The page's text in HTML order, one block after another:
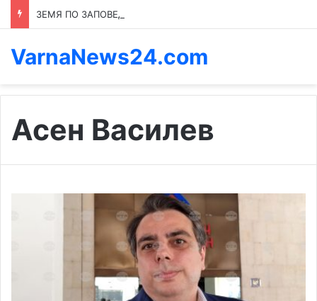
VarnaNews24.com
Асен Василев